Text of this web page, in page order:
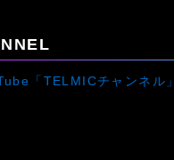
「TELMICチャンネル」